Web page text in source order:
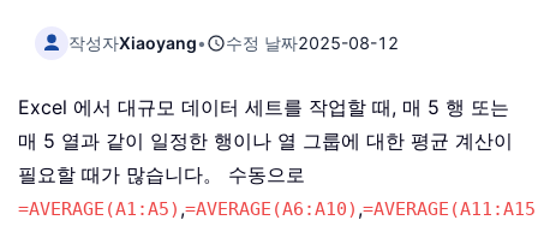
작성자Xiaoyang• 수정 날짜2025-08-12
Excel 에서 대규모 데이터 세트를 작업할 때, 매 5 행 또는
매 5 열과 같이 일정한 행이나 열 그룹에 대한 평균 계산이
필요할 때가 많습니다。 수동으로
=AVERAGE(A1:A5) ,=AVERAGE(A6:A10) ,